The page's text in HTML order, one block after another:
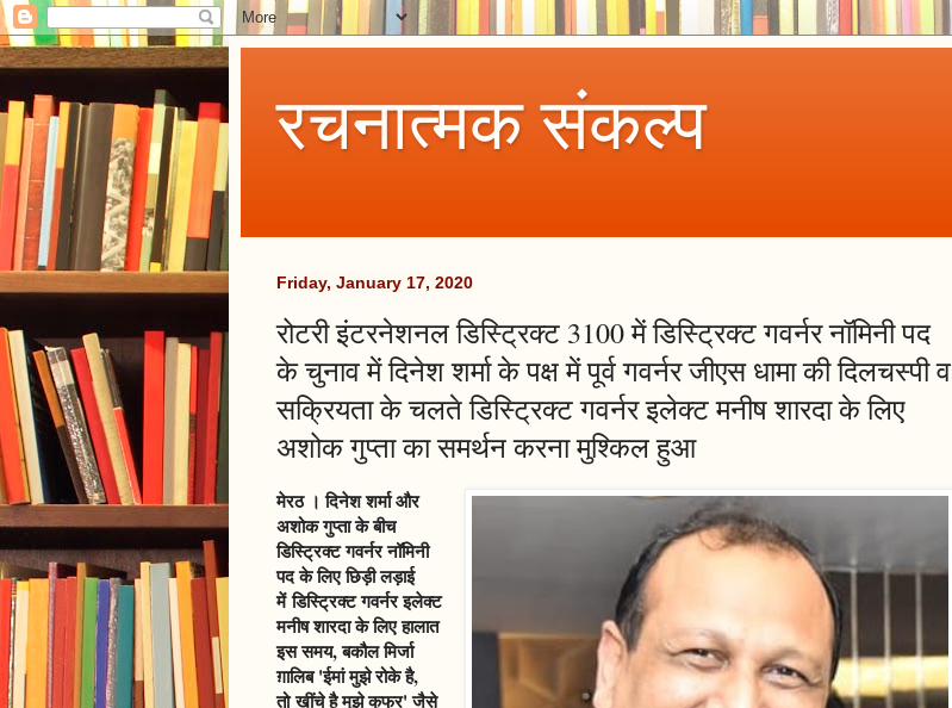
रचनात्मक संकल्प
Friday, January 17, 2020
रोटरी इंटरनेशनल डिस्ट्रिक्ट 3100 में डिस्ट्रिक्ट गवर्नर नॉमिनी पद
के चुनाव में दिनेश शर्मा के पक्ष में पूर्व गवर्नर जीएस धामा की दिलचस्पी व
सक्रियता के चलते डिस्ट्रिक्ट गवर्नर इलेक्ट मनीष शारदा के लिए
अशोक गुप्ता का समर्थन करना मुश्किल हुआ
मेरठ । दिनेश शर्मा और
अशोक गुप्ता के बीच
डिस्ट्रिक्ट गवर्नर नॉमिनी
पद के लिए छिड़ी लड़ाई
में डिस्ट्रिक्ट गवर्नर इलेक्ट
मनीष शारदा के लिए हालात
इस समय, बकौल मिर्जा
ग़ालिब 'ईमां मुझे रोके है,
तो खींचे है मुझे कुफ्र' जैसे